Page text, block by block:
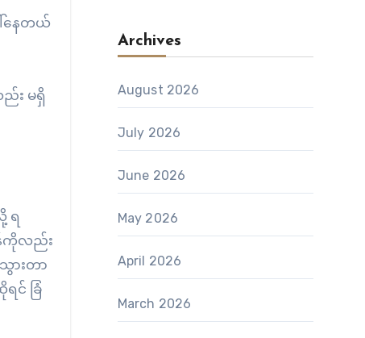
နေတယ်
း မရှိ
ရ
န်ကိုလည်း
ားတာ
င် ခြံ
Archives
August 2026
July 2026
June 2026
May 2026
April 2026
March 2026